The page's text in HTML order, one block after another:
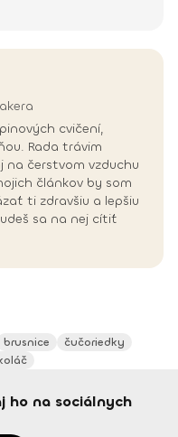
cvičení,
Rada trávim
na čerstvom vzduchu
článkov by som
ti zdravšiu a lepšiu
sa na nej cítiť
brusnice
čučoriedky
ho na sociálnych